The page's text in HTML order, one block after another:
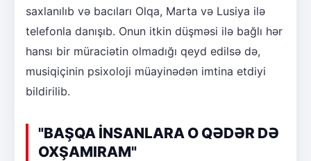
saxlanılıb və bacıları Olqa, Marta və Lusiya ilə
telefonla danışıb. Onun itkin düşməsi ilə bağlı hər
hansı bir müraciətin olmadığı qeyd edilsə də,
musiqiçinin psixoloji müayinədən imtina etdiyi
bildirilib.
"BAŞQA İNSANLARA O QƏDƏR DƏ
OXŞAMIRAM"